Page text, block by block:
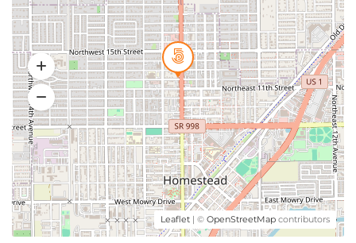
Leaflet | © OpenStreetMap contributors